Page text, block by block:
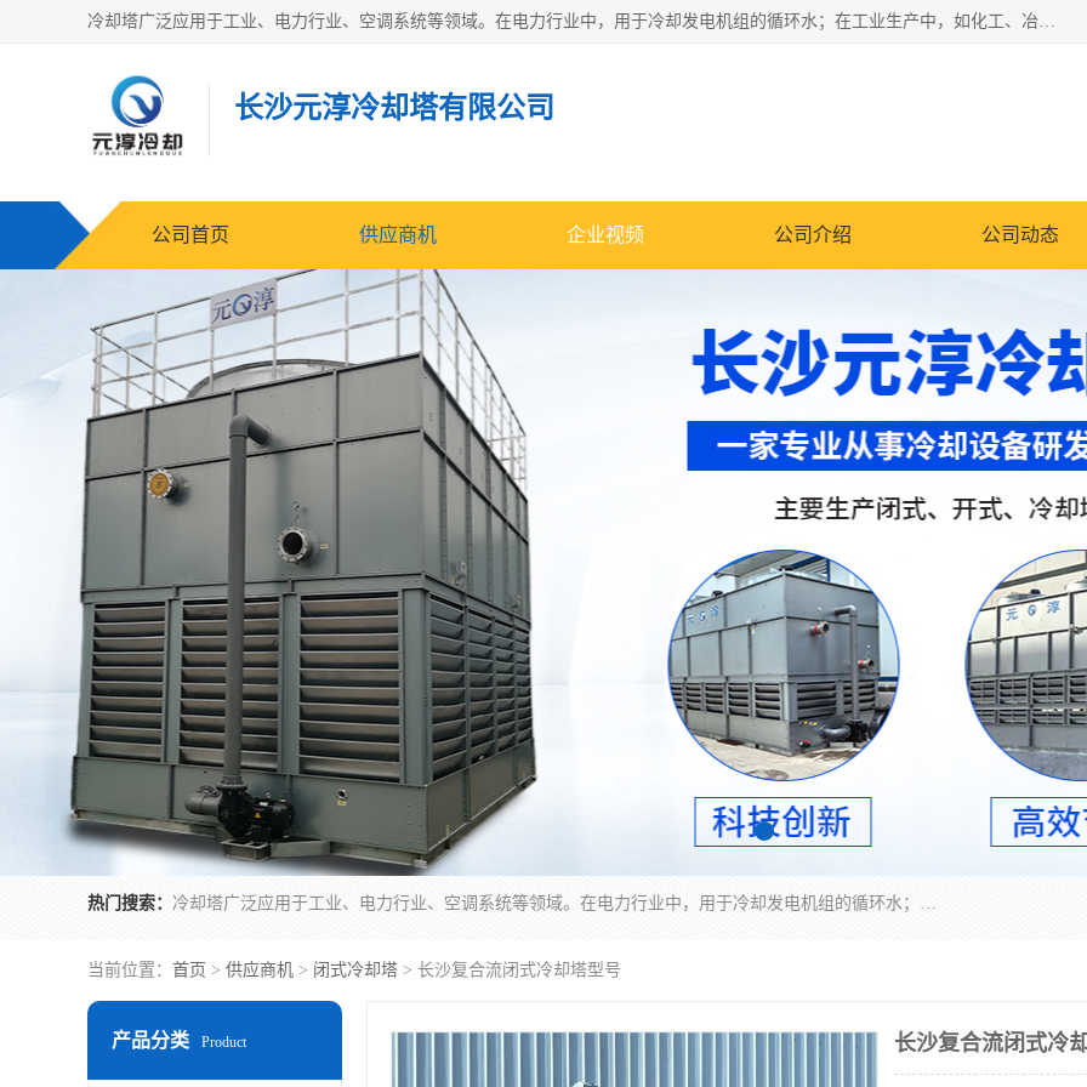
冷却塔广泛应用于工业、电力行业、空调系统等领域。在电力行业中，用于冷却发电机组的循环水；在工业生产中，如化工、冶金等行业，可降低生产过程中产生的热量；在空调系统中，为空调设备提供冷却水源
长沙元淳冷却塔有限公司
公司首页 供应商机 企业视频 公司介绍 公司动态
热门搜索： 冷却塔广泛应用于工业、电力行业、空调系统等领域。在电力行业中，用于冷却发电机组的循环水；在工业生产中，如化工、冶金等行业，可降低生产过程中产生的热量；在空调系统中，为空调设备提供冷却水源
当前位置： 首页 > 供应商机 > 闭式冷却塔 > 长沙复合流闭式冷却塔型号
产品分类 Product 长沙复合流闭式冷